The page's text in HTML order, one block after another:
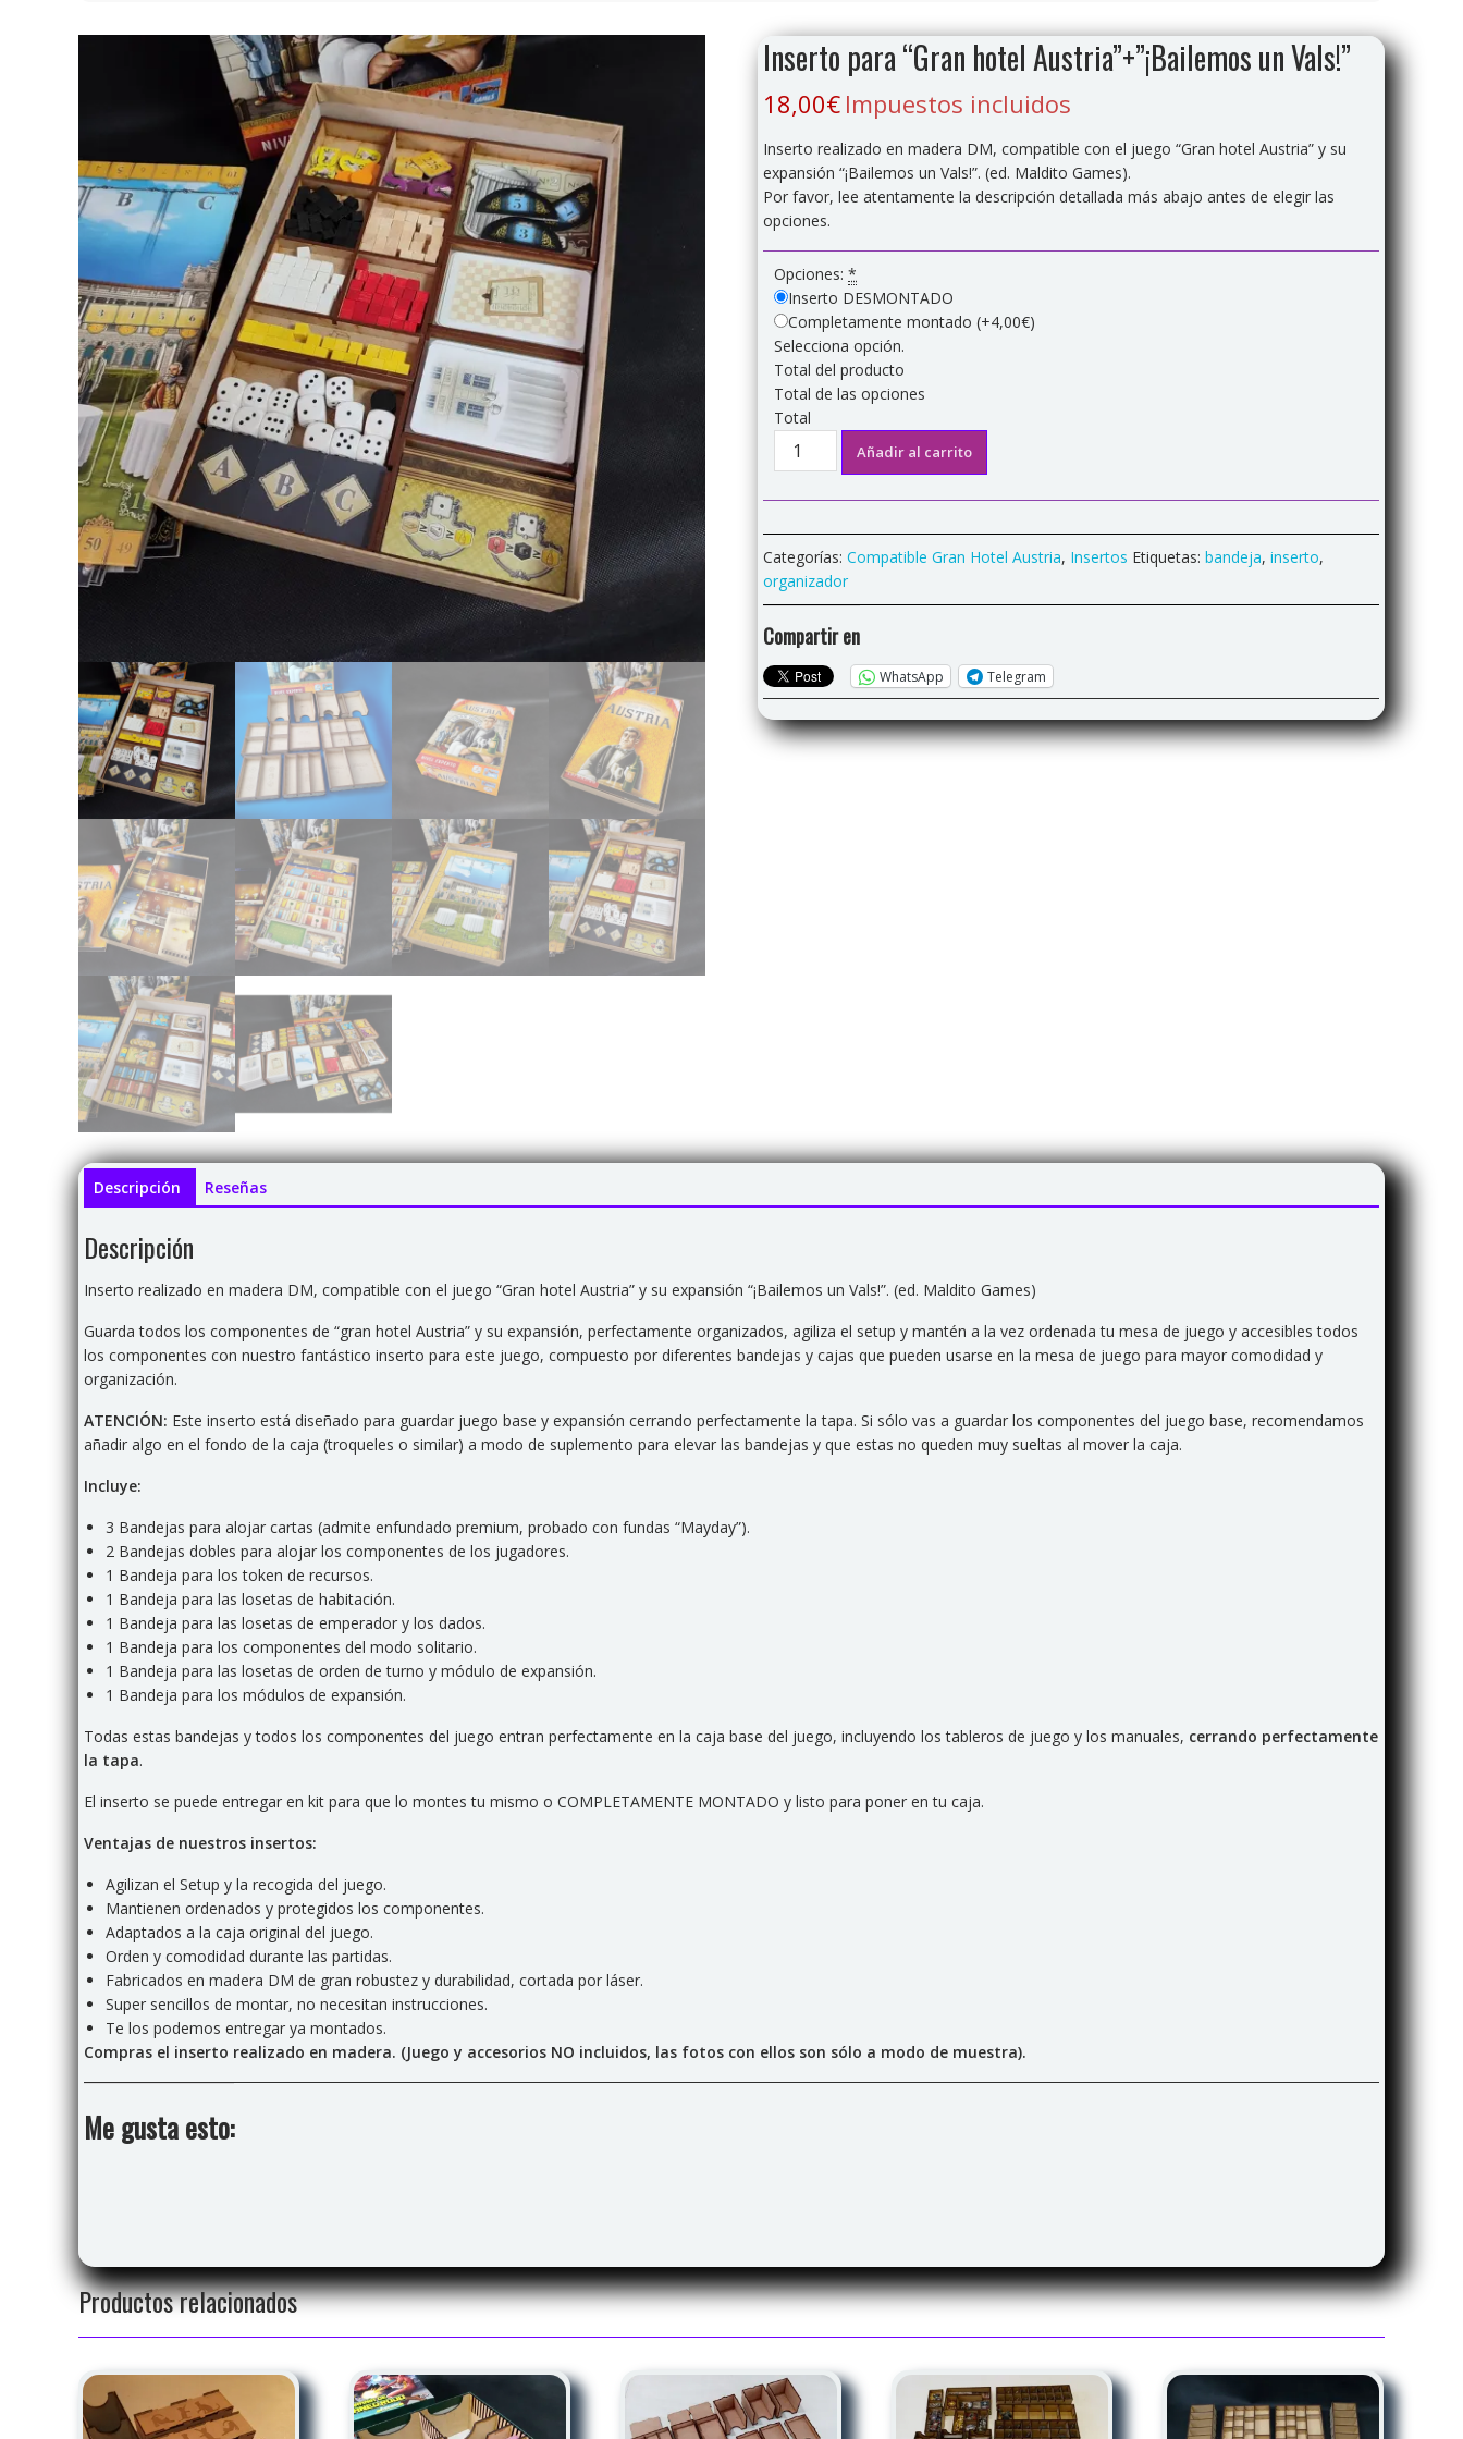
Inserto para “Gran hotel Austria”+”¡Bailemos un Vals!”
18,00€ Impuestos incluidos
Inserto realizado en madera DM, compatible con el juego “Gran hotel Austria” y su
expansión “¡Bailemos un Vals!”. (ed. Maldito Games).
Por favor, lee atentamente la descripción detallada más abajo antes de elegir las
opciones.
Opciones: *
Inserto DESMONTADO
Completamente montado (+4,00€)
Selecciona opción.
Total del producto
Total de las opciones
Total
Inserto
Austria"+"¡Bailemos
un
Vals!"
cantidad
Añadir al carrito
Categorías: Compatible Gran Hotel Austria, Insertos Etiquetas: bandeja, inserto,
organizador
Compartir en
WhatsApp Telegram
Descripción Reseñas
Descripción
Inserto realizado en madera DM, compatible con el juego “Gran hotel Austria” y su expansión “¡Bailemos un Vals!”. (ed. Maldito Games)
Guarda todos los componentes de “gran hotel Austria” y su expansión, perfectamente organizados, agiliza el setup y mantén a la vez ordenada tu mesa de juego y accesibles todos
los componentes con nuestro fantástico inserto para este juego, compuesto por diferentes bandejas y cajas que pueden usarse en la mesa de juego para mayor comodidad y
organización.
ATENCIÓN: Este inserto está diseñado para guardar juego base y expansión cerrando perfectamente la tapa. Si sólo vas a guardar los componentes del juego base, recomendamos
añadir algo en el fondo de la caja (troqueles o similar) a modo de suplemento para elevar las bandejas y que estas no queden muy sueltas al mover la caja.
Incluye:
3 Bandejas para alojar cartas (admite enfundado premium, probado con fundas “Mayday”).
2 Bandejas dobles para alojar los componentes de los jugadores.
1 Bandeja para los token de recursos.
1 Bandeja para las losetas de habitación.
1 Bandeja para las losetas de emperador y los dados.
1 Bandeja para los componentes del modo solitario.
1 Bandeja para las losetas de orden de turno y módulo de expansión.
1 Bandeja para los módulos de expansión.
Todas estas bandejas y todos los componentes del juego entran perfectamente en la caja base del juego, incluyendo los tableros de juego y los manuales, cerrando perfectamente
la tapa.
El inserto se puede entregar en kit para que lo montes tu mismo o COMPLETAMENTE MONTADO y listo para poner en tu caja.
Ventajas de nuestros insertos:
Agilizan el Setup y la recogida del juego.
Mantienen ordenados y protegidos los componentes.
Adaptados a la caja original del juego.
Orden y comodidad durante las partidas.
Fabricados en madera DM de gran robustez y durabilidad, cortada por láser.
Super sencillos de montar, no necesitan instrucciones.
Te los podemos entregar ya montados.
Compras el inserto realizado en madera. (Juego y accesorios NO incluidos, las fotos con ellos son sólo a modo de muestra).
Me gusta esto:
Productos relacionados